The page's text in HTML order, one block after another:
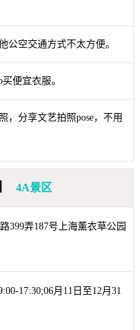
公空交通方式不太方便。
便宜衣服。
，分享文艺拍照pose，不用
4A景区
399弄187号上海薰衣草公园
17:30;06月11日至12月31